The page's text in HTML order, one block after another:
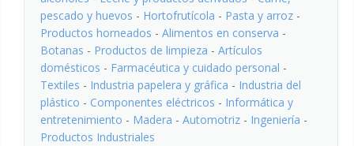
pescado y huevos - Hortofrutícola - Pasta y arroz -
Productos horneados - Alimentos en conserva -
Botanas - Productos de limpieza - Artículos
domésticos - Farmacéutica y cuidado personal -
Textiles - Industria papelera y gráfica - Industria del
plástico - Componentes eléctricos - Informática y
entretenimiento - Madera - Automotriz - Ingeniería -
Productos Industriales